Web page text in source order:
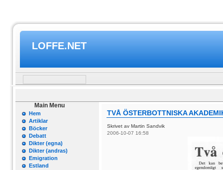
LOFFE.NET
Main Menu
Hem
Artiklar
Böcker
Debatt
Dikter (egna)
Dikter (andras)
Emigration
Estland
TVÅ ÖSTERBOTTNISKA
Skrivet av Martin Sandvik
2006-10-07 16:58